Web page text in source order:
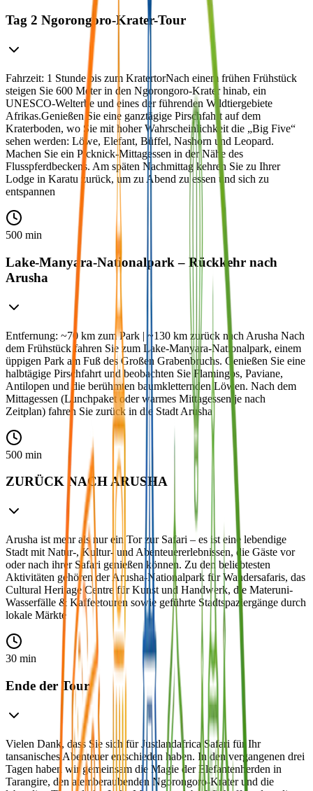
Tag 2 Ngorongoro-Krater-Tour
Fahrzeit: 1 Stunde bis zum KratertorNach einem frühen Frühstück
steigen Sie 600 Meter in den Ngorongoro-Krater hinab, ein
UNESCO-Welterbe und eines der führenden Wildtiergebiete
Afrikas.Genießen Sie eine ganztägige Pirschfahrt auf dem
Kraterboden, wo Sie mit hoher Wahrscheinlichkeit die „Big Five“
sehen werden: Löwe, Elefant, Büffel, Nashorn und Leopard.
Machen Sie ein Picknick-Mittagessen in der Nähe des
Flusspferdbeckens. Am späten Nachmittag kehren Sie zu Ihrer
Lodge in Karatu zurück, um zu Abend zu essen und sich zu
entspannen
500 min
Lake-Manyara-Nationalpark – Rückkehr nach
Arusha
Entfernung: ~70 km zum Park | ~130 km zurück nach Arusha Nach
dem Frühstück fahren Sie zum Lake-Manyara-Nationalpark, einem
üppigen Park am Fuß des Großen Grabenbruchs. Genießen Sie eine
halbtägige Pirschfahrt und beobachten Sie Flamingos, Paviane,
Antilopen und die berühmten baumkletternden Löwen. Nach dem
Mittagessen (Lunchpaket oder warmes Mittagessen je nach
Zeitplan) fahren Sie zurück in die Stadt Arusha
500 min
ZURÜCK NACH ARUSHA
Arusha ist mehr als nur ein Tor zur Safari – es ist eine lebendige
Stadt mit Natur-, Kultur- und Abenteuererlebnissen, die Gäste vor
oder nach ihrer Safari genießen können. Zu den beliebtesten
Aktivitäten gehören der Arusha-Nationalpark für Wandersafaris, das
Cultural Heritage Centre für Kunst und Handwerk, die Materuni-
Wasserfälle & Kaffeetouren sowie geführte Stadtspaziergänge durch
lokale Märkte
30 min
Ende der Tour
Vielen Dank, dass Sie sich für Justlandafrica Safari für Ihr
tansanisches Abenteuer entschieden haben. In den vergangenen drei
Tagen haben wir gemeinsam die Magie der Elefantenherden in
Tarangire, den atemberaubenden Ngorongoro-Krater und die